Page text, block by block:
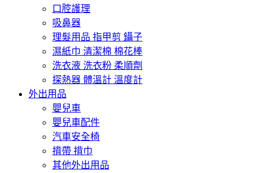
口腔護理
吸鼻器
理髮用品 指甲剪 鑷子
濕紙巾 清潔棉 棉花棒
洗衣液 洗衣粉 柔順劑
探熱器 體溫計 溫度計
外出用品
嬰兒車
嬰兒車配件
汽車安全椅
揹帶 揹巾
其他外出用品